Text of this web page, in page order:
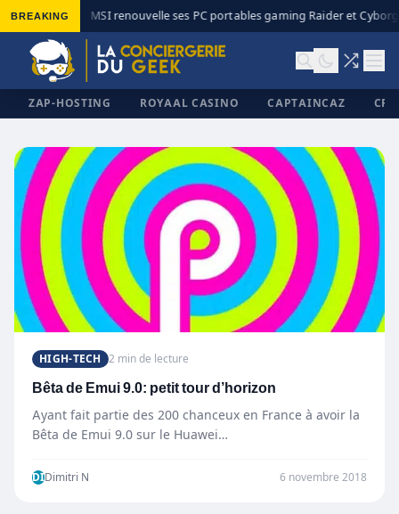
BREAKING MSI renouvelle ses PC portables gaming Raider et
ZAP-HOSTING ROYAAL CASINO CAPTAINCAZ
✕
HIGH-TECH 2 min de lecture
Bêta de Emui 9.0: petit tour d’horizon
Ayant fait partie des 200 chanceux en France à avoir la
Bêta de Emui 9.0 sur le Huawei…
DIDimitri N 6 novembre 2018